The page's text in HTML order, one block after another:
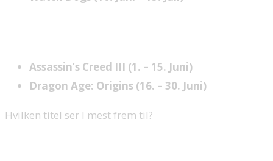
Assassin’s Creed III (1. – 15. Juni)
Dragon Age: Origins (16. – 30. Juni)
Hvilken titel ser I mest frem til?